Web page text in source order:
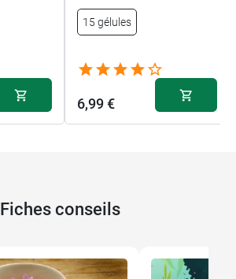
15 gélules
6,99 €
Fiches conseils